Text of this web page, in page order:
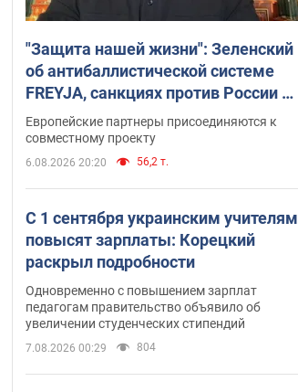
"Защита нашей жизни": Зеленский
об антибаллистической системе
FREYJA, санкциях против России и
поддержке аграриев. Видео
Европейские партнеры присоединяются к
совместному проекту
6.08.2026 20:20 56,2 т.
С 1 сентября украинским учителям
повысят зарплаты: Корецкий
раскрыл подробности
Одновременно с повышением зарплат
педагогам правительство объявило об
увеличении студенческих стипендий
7.08.2026 00:29 804